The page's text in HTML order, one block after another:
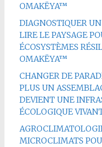
OMAKËYA™
DIAGNOSTIQUER
LIRE LE PAYSAGE
ÉCOSYSTÈMES
OMAKËYA™
CHANGER DE
PLUS UN
DEVIENT UNE
ÉCOLOGIQUE
MICROCLIMATS